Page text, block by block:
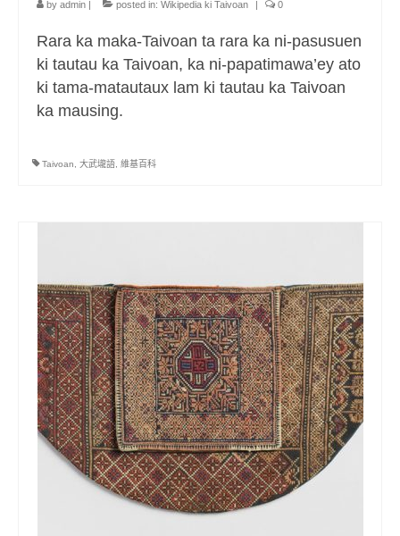
by admin | posted in: Wikipedia ki Taivoan | 0
Rara ka maka-Taivoan ta rara ka ni-pasusuen
ki tautau ka Taivoan, ka ni-papatimawa’ey ato
ki tama-matautaux lam ki tautau ka Taivoan
ka mausing.
Taivoan 大武壠語 維基百科